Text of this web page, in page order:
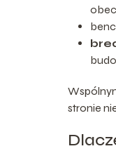
stronie